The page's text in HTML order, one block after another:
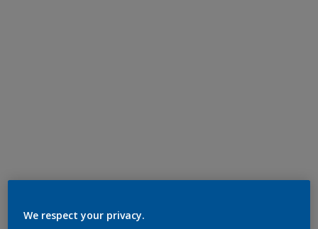
We respect your privacy.